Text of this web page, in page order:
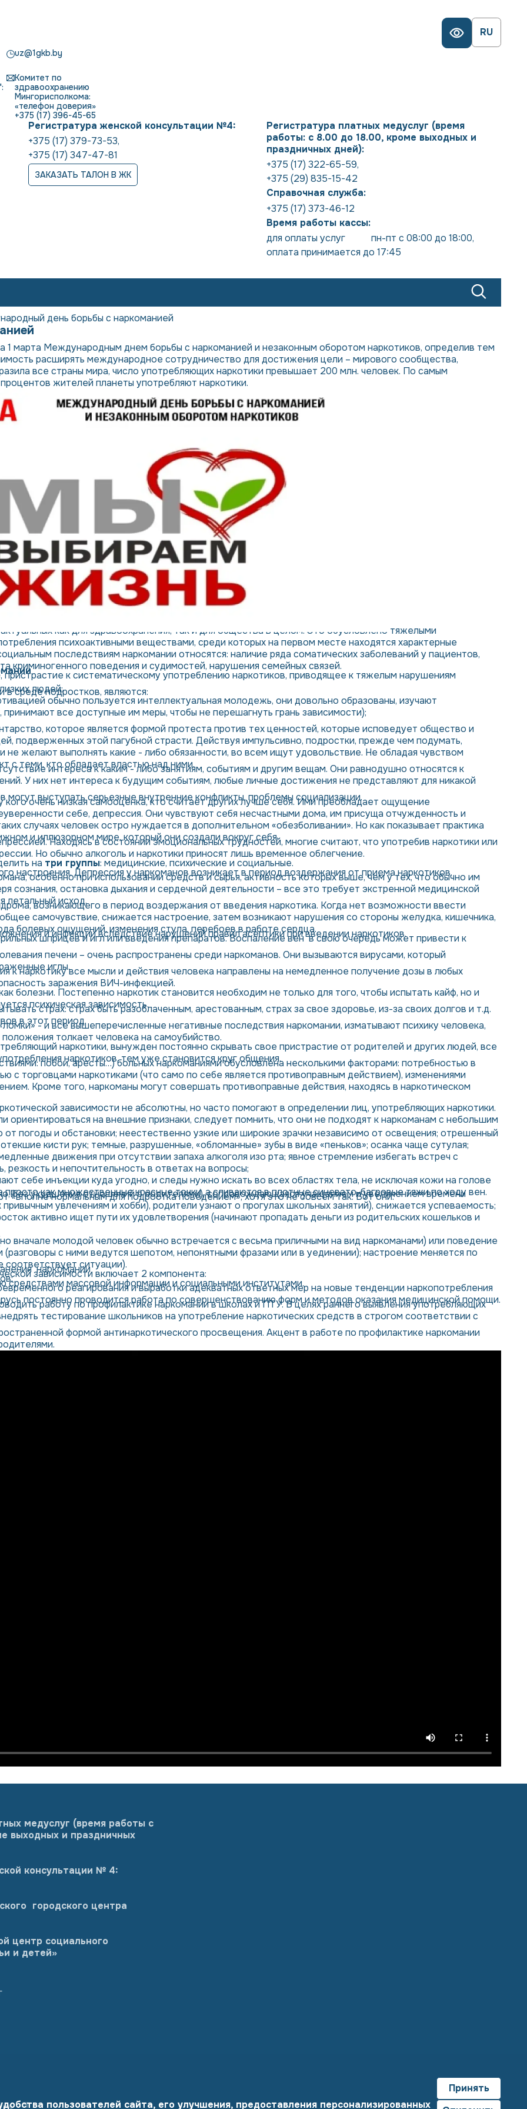
RU
uz@1gkb.by
Комитет по
здравоохранению
Мингорисполкома:
«телефон доверия»
+375 (17) 396-45-65
Регистратура женской консультации №4:
+375 (17) 379-73-53,
+375 (17) 347-47-81
ЗАКАЗАТЬ ТАЛОН В ЖК
Регистратура платных медуслуг (время
работы: с 8.00 до 18.00, кроме выходных и
праздничных дней):
+375 (17) 322-65-59,
+375 (29) 835-15-42
Справочная служба:
+375 (17) 373-46-12
Время работы кассы:
для оплаты услуг           пн-пт с 08:00 до 18:00,
оплата принимается до 17:45
день борьбы с наркоманией
1 марта Международным днем борьбы с наркоманией и незаконным оборотом наркотиков, определив тем
расширять международное сотрудничество для достижения цели – мирового сообщества,
все страны мира, число употребляющих наркотики превышает 200 млн. человек. По самым
жителей планеты употребляют наркотики.
как для здравоохранения, так и для общества в целом. Это обусловлено тяжелыми
психоактивными веществами, среди которых на первом месте находятся характерные
последствиям наркомании относятся: наличие ряда соматических заболеваний у пациентов,
криминогенного поведения и судимостей, нарушения семейных связей.
к систематическому употреблению наркотиков, приводящее к тяжелым нарушениям
в среде подростков, являются:
людей;
обычно пользуется интеллектуальная молодежь, они довольно образованы, изучают
все доступные им меры, чтобы не перешагнуть грань зависимости);
которое является формой протеста против тех ценностей, которые исповедует общество и
подверженных этой пагубной страсти. Действуя импульсивно, подростки, прежде чем подумать,
желают выполнять какие - либо обязанности, во всем ищут удовольствие. Не обладая чувством
с теми, кто обладает властью над ними.
интереса к каким - либо занятиям, событиям и другим вещам. Они равнодушно относятся к
У них нет интереса к будущим событиям, любые личные достижения не представляют для никакой
выступать серьезные внутренние конфликты, проблемы социализации.
очень низкая самооценка, кто считает других лучше себя. Ими преобладает ощущение
себе, депрессия. Они чувствуют себя несчастными дома, им присуща отчужденность и
случаях человек остро нуждается в дополнительном «обезболивании». Но как показывает практика
и иллюзорном мире, который они создали вокруг себя.
Находясь в состоянии эмоциональных трудностей, многие считают, что употребив наркотики или
Но обычно алкоголь и наркотики приносят лишь временное облегчение.
на три группы: медицинские, психические и социальные.
настроения. Депрессия у наркоманов возникает в период воздержания от приема наркотиков.
особенно при использовании средств и сырья, активность которых выше, чем у тех, что обычно им
сознания, остановка дыхания и сердечной деятельности – все это требует экстренной медицинской
летальный исход.
возникающего в период воздержания от введения наркотика. Когда нет возможности ввести
самочувствие, снижается настроение, затем возникают нарушения со стороны желудка, кишечника,
болевых ощущений, изменения стула, перебоев в работе сердца.
и инфекции вследствие нарушений правил асептики при введении наркотиков.
шприцев и игл или введения препаратов. Воспаление вен в свою очередь может привести к
печени – очень распространены среди наркоманов. Они вызываются вирусами, который
иглы.
к наркотику все мысли и действия человека направлены на немедленное получение дозы в любых
заражения ВИЧ-инфекцией.
болезни. Постепенно наркотик становится необходим не только для того, чтобы испытать кайф, но и
психическая зависимость.
страх: страх быть разоблаченным, арестованным, страх за свое здоровье, из-за своих долгов и т.д.
в этот период.
- и все вышеперечисленные негативные последствия наркомании, изматывают психику человека,
толкает человека на самоубийство.
наркотики, вынужден постоянно скрывать свое пристрастие от родителей и других людей, все
наркотиков, тем уже становится круг общения.
побои, аресты…) больных наркоманиями обусловлена несколькими факторами: потребностью в
с торговцами наркотиками (что само по себе является противоправным действием), изменениями
Кроме того, наркоманы могут совершать противоправные действия, находясь в наркотическом
зависимости не абсолютны, но часто помогают в определении лиц, употребляющих наркотики.
на внешние признаки, следует помнить, что они не подходят к наркоманам с небольшим
погоды и обстановки; неестественно узкие или широкие зрачки независимо от освещения; отрешенный
кисти рук; темные, разрушенные, «обломанные» зубы в виде «пеньков»; осанка чаще сутулая;
движения при отсутствии запаха алкоголя изо рта; явное стремление избегать встреч с
и непочтительность в ответах на вопросы;
себе инъекции куда угодно, и следы нужно искать во всех областях тела, не исключая кожи на голове
как множественные красные точки, а сливаются в плотные синевато-багровые тяжи по ходу вен.
«вполне нормальным для подростка поведением», хотя это не совсем так. Вот они:
без ухудшения отношений с родителями), сопровождающаяся учащением и увеличением времени
привычным увлечениям и хобби), родители узнают о прогулах школьных занятий), снижается успеваемость;
активно ищет пути их удовлетворения (начинают пропадать деньги из родительских кошельков и
вначале молодой человек обычно встречается с весьма приличными на вид наркоманами) или поведение
с ними ведутся шепотом, непонятными фразами или в уединении); настроение меняется по
соответствует ситуации).
наркомании
зависимости включает 2 компонента:
средствами массовой информации и социальными институтами.
реагирования и выработки адекватных ответных мер на новые тенденции наркопотребления
постоянно проводится работа по совершенствованию форм и методов оказания медицинской помощи.
работу по профилактике наркомании в школах и ПТУ. В целях раннего выявления употребляющих
тестирование школьников на употребление наркотических средств в строгом соответствии с
формой антинаркотического просвещения. Акцент в работе по профилактике наркомании
медуслуг (время работы с
выходных и праздничных
консультации № 4:
городского центра
центр социального
и детей»
пользователей сайта, его улучшения, предоставления персонализированных
Принять